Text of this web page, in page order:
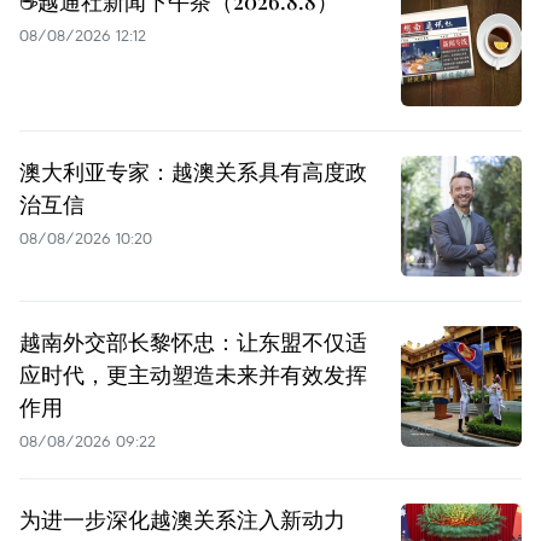
08/08/2026 12:12
澳大利亚专家：越澳关系具有高度政
治互信
08/08/2026 10:20
越南外交部长黎怀忠：让东盟不仅适
应时代，更主动塑造未来并有效发挥
作用
08/08/2026 09:22
为进一步深化越澳关系注入新动力